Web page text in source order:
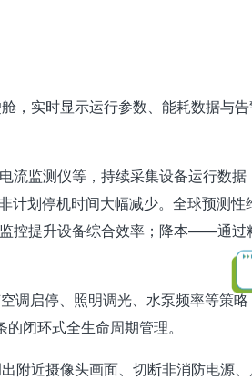
，实时显示运行参数、能耗数据与
流监测仪等，持续采集设备运行数
计划停机时间大幅减少。全球预测
控提升设备综合效率；降本——通过
启停、照明调光、水泵频率等策略
的闭环式全生命周期管理。
近摄像头画面、切断非消防电源